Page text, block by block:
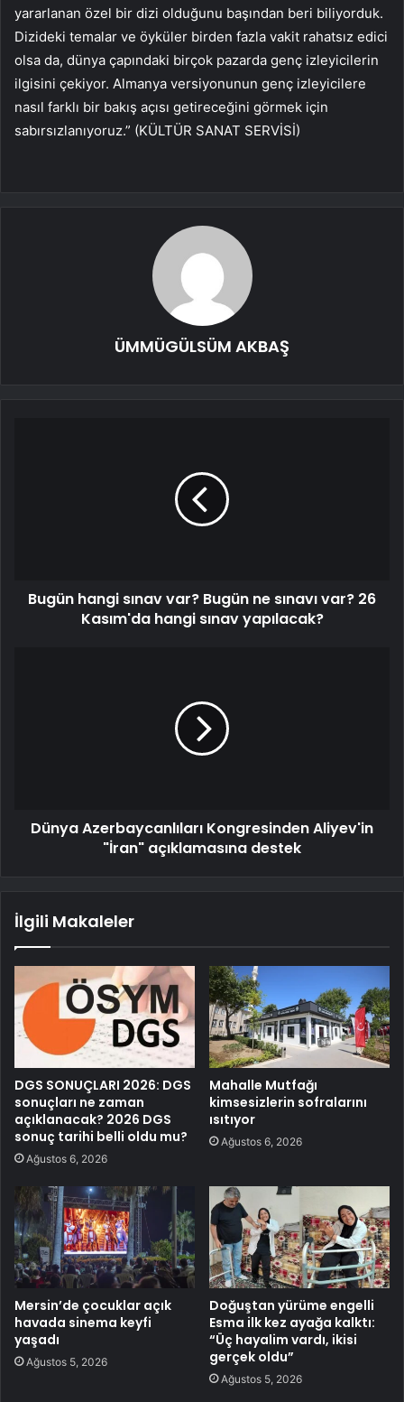
yararlanan özel bir dizi olduğunu başından beri biliyorduk.
Dizideki temalar ve öyküler birden fazla vakit rahatsız edici
olsa da, dünya çapındaki birçok pazarda genç izleyicilerin
ilgisini çekiyor. Almanya versiyonunun genç izleyicilere
nasıl farklı bir bakış açısı getireceğini görmek için
sabırsızlanıyoruz.” (KÜLTÜR SANAT SERVİSİ)
ÜMMÜGÜLSÜM AKBAŞ
Bugün hangi sınav var? Bugün ne sınavı var? 26
Kasım'da hangi sınav yapılacak?
Dünya Azerbaycanlıları Kongresinden Aliyev'in
"İran" açıklamasına destek
İlgili Makaleler
DGS SONUÇLARI 2026: DGS
sonuçları ne zaman
açıklanacak? 2026 DGS
sonuç tarihi belli oldu mu?
Ağustos 6, 2026
Mahalle Mutfağı
kimsesizlerin sofralarını
ısıtıyor
Ağustos 6, 2026
Mersin’de çocuklar açık
havada sinema keyfi
yaşadı
Ağustos 5, 2026
Doğuştan yürüme engelli
Esma ilk kez ayağa kalktı:
“Üç hayalim vardı, ikisi
gerçek oldu”
Ağustos 5, 2026